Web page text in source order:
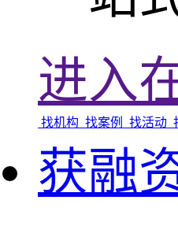
进入
找机构 找案例 找活动
获融